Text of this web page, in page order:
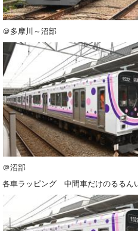
＠多摩川～沼部
＠沼部
各車ラッピング 中間車だけのるるん